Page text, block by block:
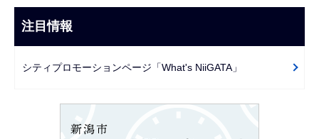
ま
で
ゲ
注目情報
シティプロモーションページ「What's NiiGATA」